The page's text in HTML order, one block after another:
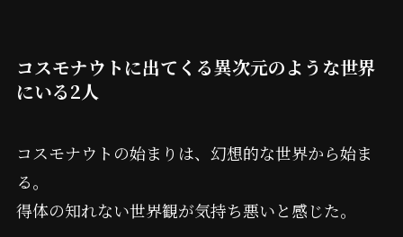
コスモナウトに出てくる異次元のような世界
にいる2人
コスモナウトの始まりは、幻想的な世界から始ま
る。
得体の知れない世界観が気持ち悪いと感じた。